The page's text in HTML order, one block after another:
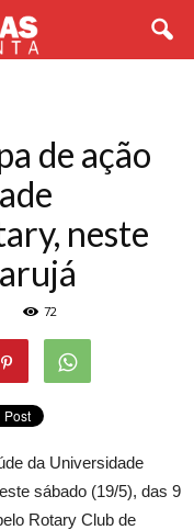
de ação
neste
72
da Universidade
sábado (19/5), das 9
Rotary Club de